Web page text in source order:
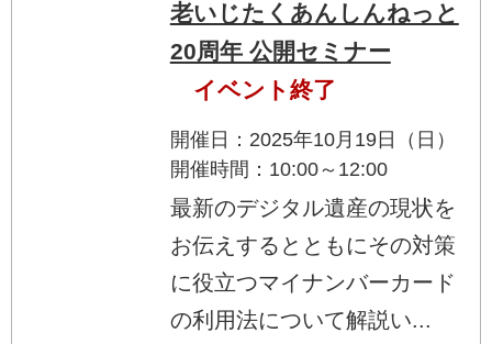
老いじたくあんしんねっと
20周年 公開セミナー
イベント終了
開催日：2025年10月19日（日）
開催時間：10:00～12:00
最新のデジタル遺産の現状を
お伝えするとともにその対策
に役立つマイナンバーカード
の利用法について解説い...